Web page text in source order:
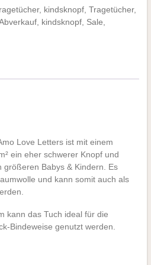
, kindsknopf, Tragetücher,
, kindsknopf, Sale,
Love Letters ist mit einem
ein eher schwerer Knopf und
größeren Babys & Kindern. Es
und kann somit auch als
kann das Tuch ideal für die
Bindeweise genutzt werden.